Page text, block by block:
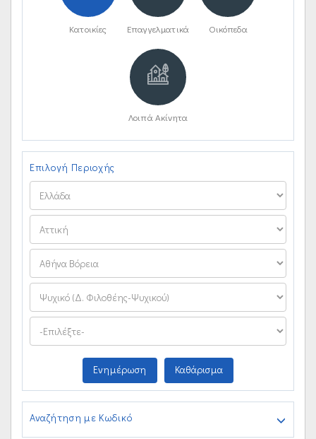
Κατοικίες Επαγγελματικά Οικόπεδα
Λοιπά Ακίνητα
Επιλογή Περιοχής
Ενημέρωση Καθάρισμα
Αναζήτηση με Κωδικό